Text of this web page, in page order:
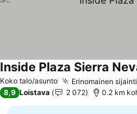
Koko talo/asunto Erinomainen
Inside Plaza Sierra
8,9 Loistava 2 072 0.2 km